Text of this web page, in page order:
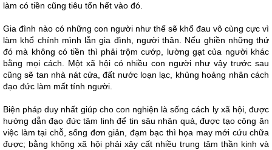
làm có tiền cũng tiêu tốn hết vào đó.
Gia đình nào có những con người như thế sẽ khổ đau vô cùng cực vì
làm khổ chính mình lẫn gia đình, người thân. Nếu ghiền những thứ
đó mà không có tiền thì phải trộm cướp, lường gạt của người khác
bằng mọi cách. Một xã hội có nhiều con người như vậy trước sau
cũng sẽ tan nhà nát cửa, đất nước loạn lạc, khủng hoảng nhân cách
đạo đức làm mất tính người.
Biện pháp duy nhất giúp cho con nghiện là sống cách ly xã hội, được
hướng dẫn đạo đức tâm linh để tin sâu nhân quả, được tạo công ăn
việc làm tại chỗ, sống đơn giản, đạm bạc thì họa may mới cứu chữa
được; bằng không xã hội phải xây cất nhiều trung tâm thần kinh và